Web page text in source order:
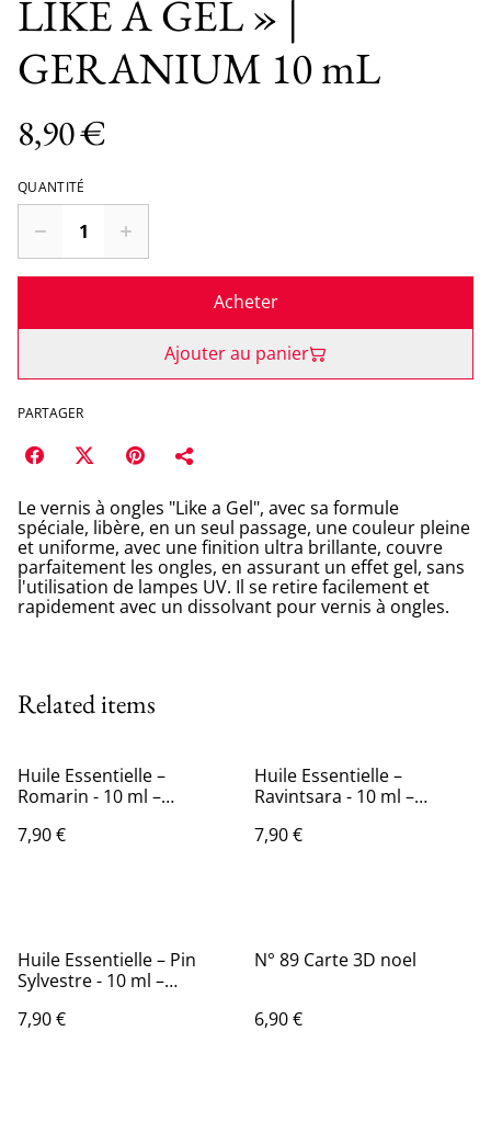
LIKE A GEL » |
GERANIUM 10 mL
8,90 €
QUANTITÉ
Acheter
Ajouter au panier
PARTAGER
Le vernis à ongles "Like a Gel", avec sa formule
spéciale, libère, en un seul passage, une couleur pleine
et uniforme, avec une finition ultra brillante, couvre
parfaitement les ongles, en assurant un effet gel, sans
l'utilisation de lampes UV. Il se retire facilement et
rapidement avec un dissolvant pour vernis à ongles.
Related items
Huile Essentielle –
Romarin - 10 ml –
Diffusion
7,90 €
Huile Essentielle –
Ravintsara - 10 ml –
Diffusion
7,90 €
Huile Essentielle – Pin
Sylvestre - 10 ml –
Diffusion
7,90 €
N° 89 Carte 3D noel
6,90 €